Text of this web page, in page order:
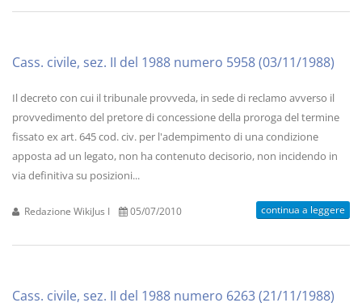
Cass. civile, sez. II del 1988 numero 5958 (03/11/1988)
Il decreto con cui il tribunale provveda, in sede di reclamo avverso il
provvedimento del pretore di concessione della proroga del termine
fissato ex art. 645 cod. civ. per l'adempimento di una condizione
apposta ad un legato, non ha contenuto decisorio, non incidendo in
via definitiva su posizioni...
Redazione WikiJus I 05/07/2010 continua a leggere
Cass. civile, sez. II del 1988 numero 6263 (21/11/1988)